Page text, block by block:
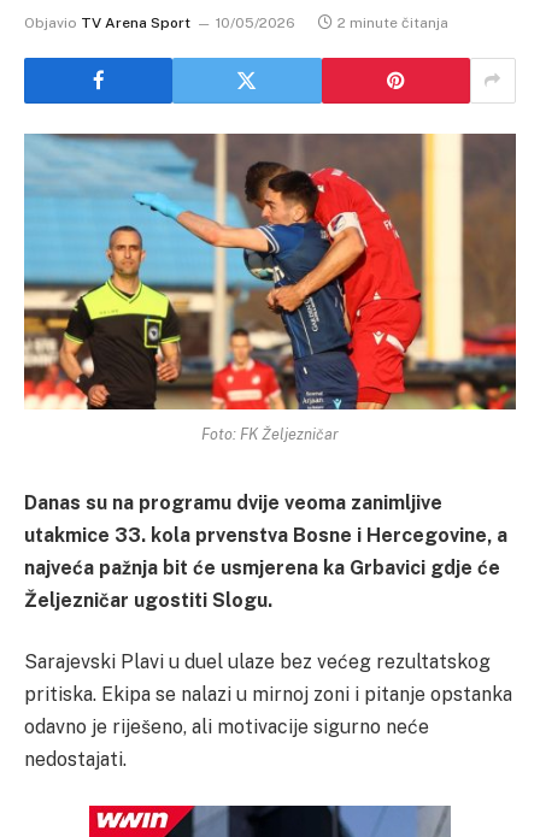
Objavio TV Arena Sport 10/05/2026 2 minute čitanja
Foto: FK Željezničar
Danas su na programu dvije veoma zanimljive
utakmice 33. kola prvenstva Bosne i Hercegovine, a
najveća pažnja bit će usmjerena ka Grbavici gdje će
Željezničar ugostiti Slogu.
Sarajevski Plavi u duel ulaze bez većeg rezultatskog
pritiska. Ekipa se nalazi u mirnoj zoni i pitanje opstanka
odavno je riješeno, ali motivacije sigurno neće
nedostajati.